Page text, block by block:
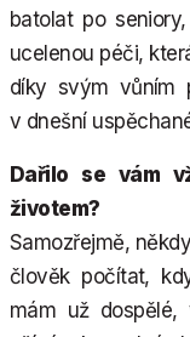
batolat po
ucelenou péči,
díky svým vůním
v dnešní
Dařilo se vám
životem?
Samozřejmě,
člověk počítat,
mám už